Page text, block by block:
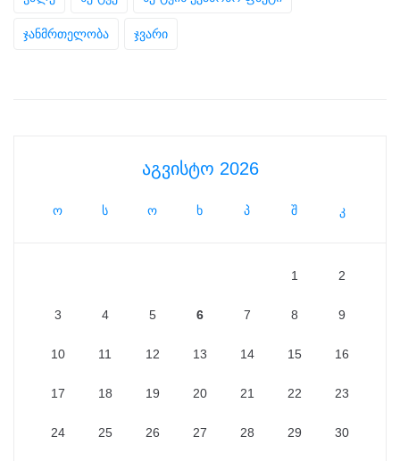
ჯანმრთელობა ჯვარი
აგვისტო 2026
ო ს ო ხ პ შ კ
1 2
3 4 5 6 7 8 9
10 11 12 13 14 15 16
17 18 19 20 21 22 23
24 25 26 27 28 29 30